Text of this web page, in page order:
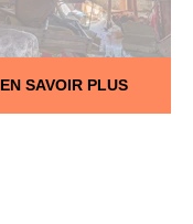
EN SAVOIR PLUS